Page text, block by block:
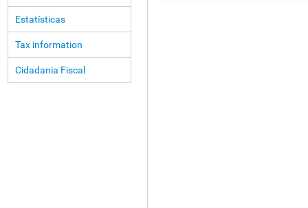
Estatísticas
Tax information
Cidadania Fiscal